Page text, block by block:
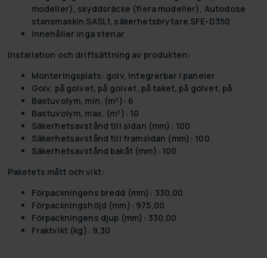
modeller), skyddsräcke (flera modeller), Autodose
stansmaskin SASL1, säkerhetsbrytare SFE-D350
Innehåller inga stenar
Installation och driftsättning av produkten:
Monteringsplats: golv, Integrerbar i paneler
Golv, på golvet, på golvet, på taket, på golvet, på
Bastuvolym, min. (m³): 6
Bastuvolym, max. (m³): 10
Säkerhetsavstånd till sidan (mm): 100
Säkerhetsavstånd till framsidan (mm): 100
Säkerhetsavstånd bakåt (mm): 100
Paketets mått och vikt:
Förpackningens bredd (mm): 330,00
Förpackningshöjd (mm): 975,00
Förpackningens djup (mm): 330,00
Fraktvikt (kg): 9,30